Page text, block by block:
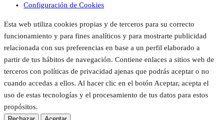
Configuración de Cookies
Esta web utiliza cookies propias y de terceros para su correcto
funcionamiento y para fines analíticos y para mostrarte publicidad
relacionada con sus preferencias en base a un perfil elaborado a
partir de tus hábitos de navegación. Contiene enlaces a sitios web de
terceros con políticas de privacidad ajenas que podrás aceptar o no
cuando accedas a ellos. Al hacer clic en el botón Aceptar, acepta el
uso de estas tecnologías y el procesamiento de tus datos para estos
propósitos.